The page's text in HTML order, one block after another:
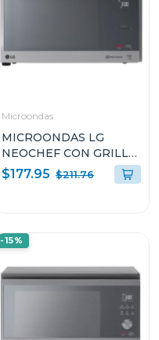
Microondas
MICROONDAS LG
NEOCHEF CON GRILL
DE 1.5p³ DE 1200W
MH1596CIR
$177.95 $211.76
-15%